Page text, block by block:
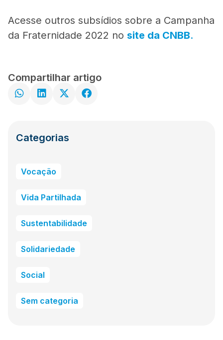
Acesse outros subsídios sobre a Campanha
da Fraternidade 2022 no site da CNBB.
Compartilhar artigo
Categorias
Vocação
Vida Partilhada
Sustentabilidade
Solidariedade
Social
Sem categoria